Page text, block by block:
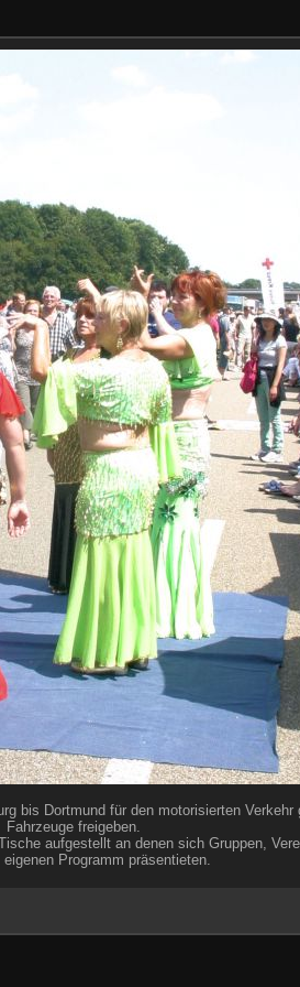
bis Dortmund für den motorisierten
Fahrzeuge freigeben.
aufgestellt an denen sich Gruppen,
Programm präsentieten.